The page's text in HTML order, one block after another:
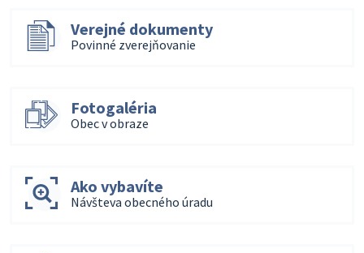
Verejné dokumenty
Povinné zverejňovanie
Fotogaléria
Obec v obraze
Ako vybavíte
Návšteva obecného úradu